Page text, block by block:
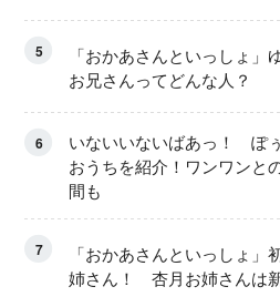
5
「おかあさんといっしょ」
お兄さんってどんな人？
6
いないいないばあっ！ ぽ
おうちを紹介！ワンワンと
間も
7
「おかあさんといっしょ」
姉さん！ 杏月お姉さんは